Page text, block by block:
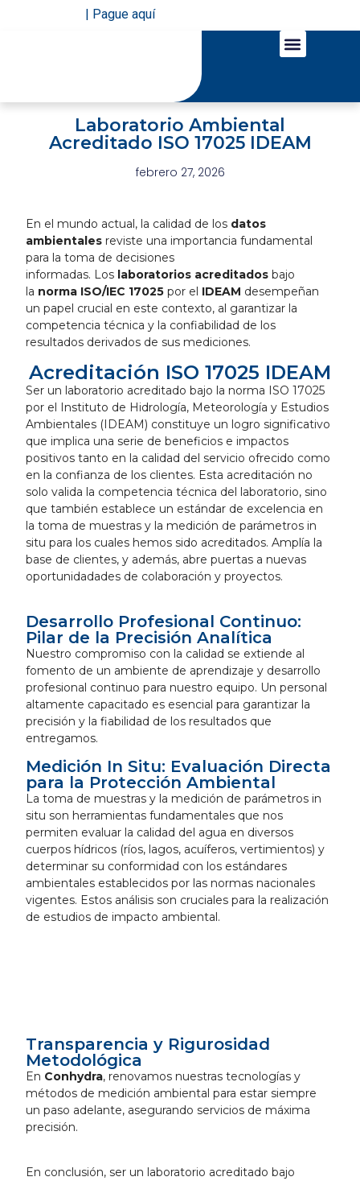
| Pague aquí
Laboratorio Ambiental
Acreditado ISO 17025 IDEAM
febrero 27, 2026
En el mundo actual, la calidad de los datos
ambientales reviste una importancia fundamental
para la toma de decisiones
informadas. Los laboratorios acreditados bajo
la norma ISO/IEC 17025por el IDEAM desempeñan
un papel crucial en este contexto, al garantizar la
competencia técnica y la confiabilidad de los
resultados derivados de sus mediciones.
Acreditación ISO 17025 IDEAM
Ser un laboratorio acreditado bajo la norma ISO 17025
por el Instituto de Hidrología, Meteorología y Estudios
Ambientales (IDEAM) constituye un logro significativo
que implica una serie de beneficios e impactos
positivos tanto en la calidad del servicio ofrecido como
en la confianza de los clientes. Esta acreditación no
solo valida la competencia técnica del laboratorio, sino
que también establece un estándar de excelencia en
la toma de muestras y la medición de parámetros in
situ para los cuales hemos sido acreditados. Amplía la
base de clientes,y además, abre puertas a nuevas
oportunidadades de colaboración y proyectos.
Desarrollo Profesional Continuo:
Pilar de la Precisión Analítica
Nuestro compromiso con la calidad se extiende al
fomento de un ambiente de aprendizaje y desarrollo
profesional continuo para nuestro equipo. Un personal
altamente capacitado es esencial para garantizar la
precisión y la fiabilidad de los resultados que
entregamos.
Medición In Situ: Evaluación Directa
para la Protección Ambiental
La toma de muestras y la medición de parámetros in
situ son herramientas fundamentales que nos
permiten evaluar la calidad del agua en diversos
cuerpos hídricos (ríos, lagos, acuíferos, vertimientos) y
determinar su conformidad con los estándares
ambientales establecidos por las normas nacionales
vigentes. Estos análisis son cruciales para la realización
de estudios de impacto ambiental.
Transparencia y Rigurosidad
Metodológica
En Conhydra, renovamos nuestras tecnologías y
métodos de medición ambiental para estar siempre
un paso adelante, asegurando servicios de máxima
precisión.
En conclusión, ser un laboratorio acreditado bajo